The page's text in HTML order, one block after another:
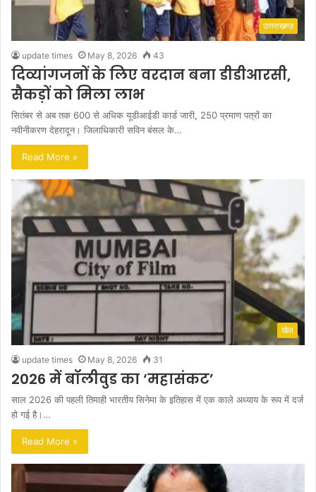
उत्तराखण्ड
update times May 8, 2026 43
दिव्यांगजनों के लिए वरदान बना डीडीआरसी,
सैकड़ों को मिला लाभ
सितंबर से अब तक 600 से अधिक यूडीआईडी कार्ड जारी, 250 प्रमाण पत्रों का
नवीनीकरण देहरादून। जिलाधिकारी सविन बंसल के…
Read More »
खेल
update times May 8, 2026 31
2026 में बॉलीवुड का ‘महासंकट’
साल 2026 की पहली तिमाही भारतीय सिनेमा के इतिहास में एक काले अध्याय के रूप में दर्ज
हो गई है।…
Read More »